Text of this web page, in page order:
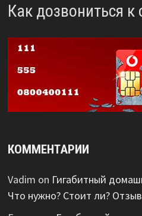
Как дозвониться к
КОММЕНТАРИИ
Vadim on Гигабитный
Что нужно? Стоит ли?